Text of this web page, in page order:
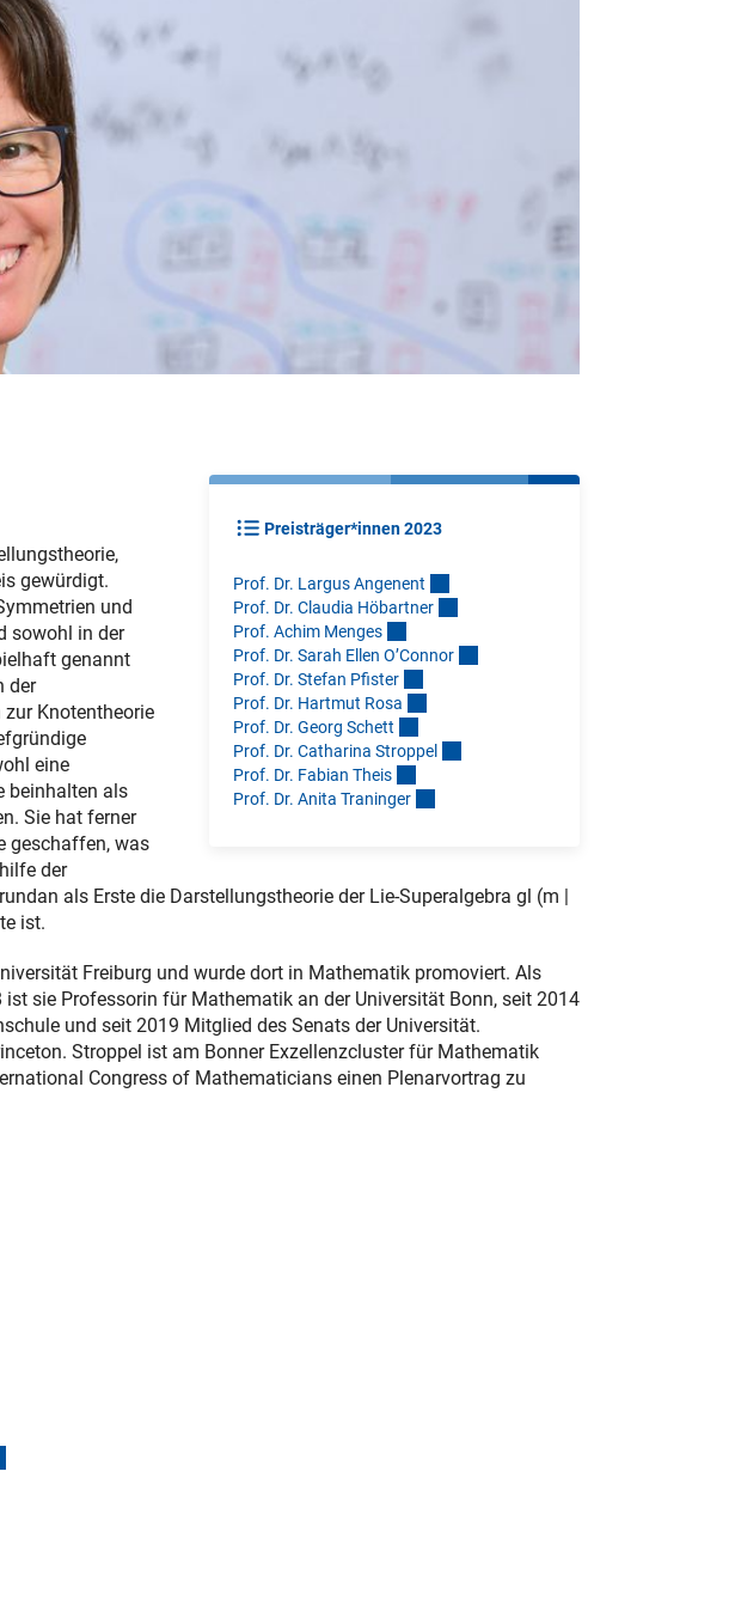
Preisträger*innen 2023
Prof. Dr. Largus Angenent
Prof. Dr. Claudia Höbartner
Prof. Achim Menges
Prof. Dr. Sarah Ellen O’Connor
Prof. Dr. Stefan Pfister
Prof. Dr. Hartmut Rosa
Prof. Dr. Georg Schett
Prof. Dr. Catharina Stroppe
Prof. Dr. Fabian Theis
Prof. Dr. Anita Traninger
gewürdigt.
und
sowohl in der
genannt
der
Knotentheorie
eine
beinhalten als
Sie hat ferner
geschaffen, was
der
als Erste die Darstellungstheorie der Lie-Superalgebra gl (m |
ist.
Freiburg und wurde dort in Mathematik promoviert. Als
sie Professorin für Mathematik an der Universität Bonn, seit 2014
und seit 2019 Mitglied des Senats der Universität.
Stroppel ist am Bonner Exzellenzcluster für Mathematik
Congress of Mathematicians einen Plenarvortrag zu